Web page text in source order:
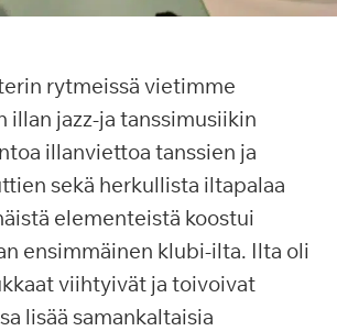
rytmeissä vietimme
illan jazz-ja tanssimusiikin
illanviettoa tanssien ja
sekä herkullista iltapalaa
elementeistä koostui
ensimmäinen klubi-ilta. Ilta oli
viihtyivät ja toivoivat
lisää samankaltaisia